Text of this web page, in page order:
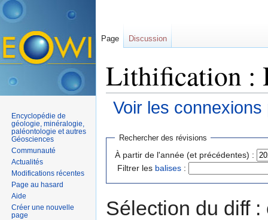
Lithification :
Voir les
Rechercher des révisions
À partir de l'année (et précédentes) :
Filtrer les balises :
Sélection du diff
Page Discussion
Encyclopédie de
géologie, minéralogie,
paléontologie et autres
Géosciences
Communauté
Actualités
Modifications récentes
Page au hasard
Aide
Créer une nouvelle
page